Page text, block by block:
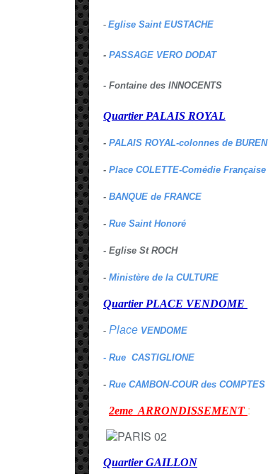
- Eglise Saint EUSTACHE
- PASSAGE VERO DODAT
- Fontaine des INNOCENTS
Quartier PALAIS ROYAL
- PALAIS ROYAL-colonnes de BUREN
- Place COLETTE-Comédie Française
- BANQUE de FRANCE
- Rue Saint Honoré
- Eglise St ROCH
- Ministère de la CULTURE
Quartier PLACE VENDOME
- Place VENDOME
- Rue CASTIGLIONE
- Rue CAMBON-COUR des COMPTES
2eme ARRONDISSEMENT :
Quartier GAILLON